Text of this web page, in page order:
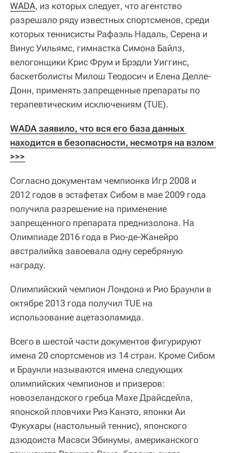
WADA, из которых следует, что агентство
разрешало ряду известных спортсменов, среди
которых теннисисты Рафаэль Надаль, Серена и
Винус Уильямс, гимнастка Симона Байлз,
велогонщики Крис Фрум и Брэдли Уиггинс,
баскетболисты Милош Теодосич и Елена Делле-
Донн, применять запрещенные препараты по
терапевтическим исключениям (TUE).
WADA заявило, что вся его база данных
находится в безопасности, несмотря на взлом
>>>
Согласно документам чемпионка Игр 2008 и
2012 годов в эстафетах Сибом в мае 2009 года
получила разрешение на применение
запрещенного препарата преднизолона. На
Олимпиаде 2016 года в Рио-де-Жанейро
австралийка завоевала одну серебряную
награду.
Олимпийский чемпион Лондона и Рио Браунли в
октябре 2013 года получил TUE на
использование ацетазоламида.
Всего в шестой части документов фигурируют
имена 20 спортсменов из 14 стран. Кроме Сибом
и Браунли называются имена следующих
олимпийских чемпионов и призеров:
новозеландского гребца Махе Драйсдейла,
японской пловчихи Риэ Канэто, японки Аи
Фукухары (настольный теннис), японского
дзюдоиста Масаси Эбинумы, американского